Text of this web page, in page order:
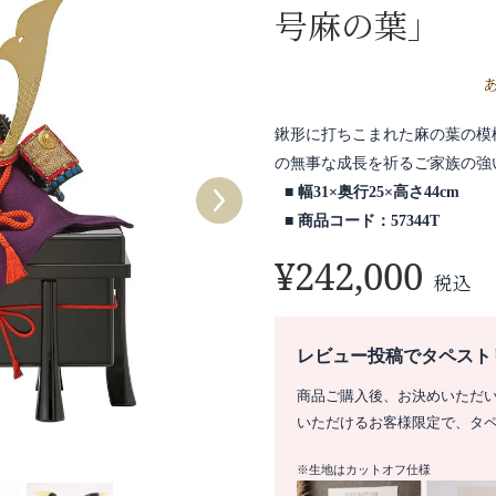
号麻の葉」
鍬形に打ちこまれた麻の葉の
の無事な成長を祈るご家族の
幅31×奥行25×高さ44cm
商品コード：57344T
¥242,000 税込
レビュー投稿でタペス
商品ご購入後、お決めいただ
いただけるお客様限定で、タ
※生地はカットオフ仕様